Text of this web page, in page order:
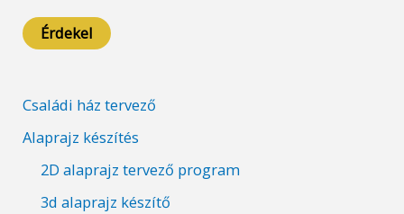
Érdekel
Családi ház tervező
Alaprajz készítés
2D alaprajz tervező program
3d alaprajz készítő